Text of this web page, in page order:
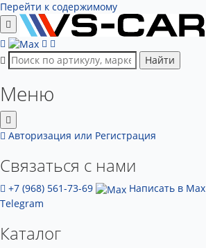
Перейти к содержимому
Найти
Меню
Авторизация или Регистрация
Связаться с нами
+7 (968) 561-73-69 Написать в Max
Telegram
Каталог